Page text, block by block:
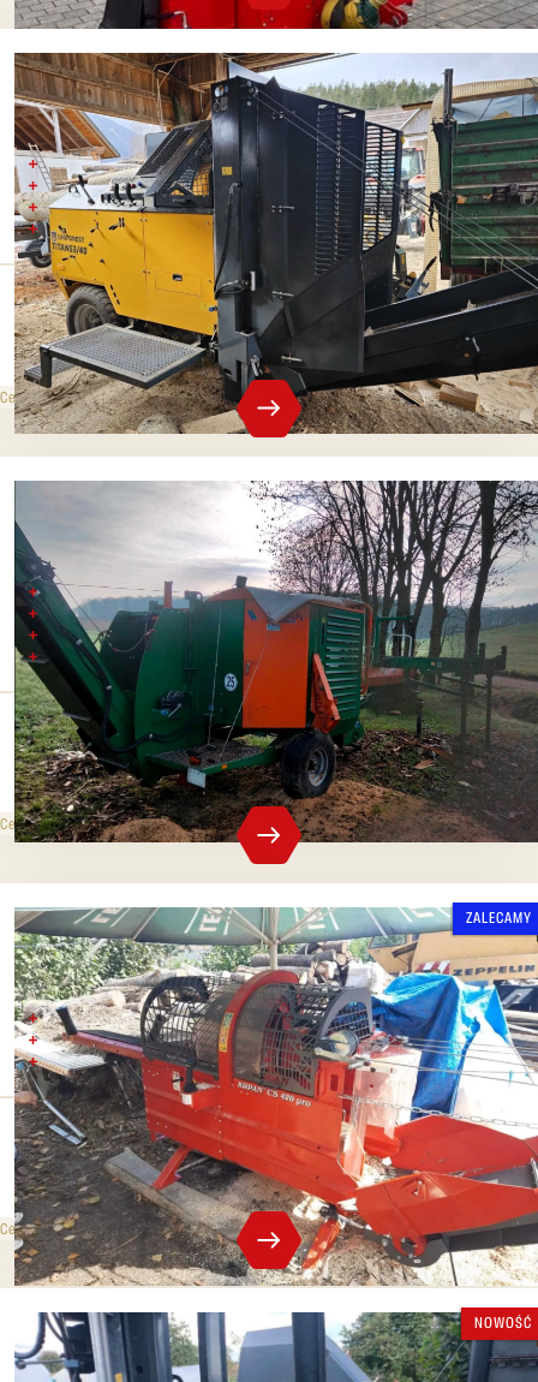
UNIFOREST 53/40
Rok produkcji 2023,
Piła tarczowa Widia 130 cm maks.
średnica do 53 cm. ,
Siła cięcia 400 kN (40 ton)
Ciśnienie rozdzielające
40 t
Maks. średnica
1 590 000 CZKbez VAT
Cena sprzedaży
Posch Spaltfix K440
Rok produkcji 2016
Maks. średnica pnia 45 cm
Siła rozłupywania maks. 18t
Stopień roboczy maks. 12 kłód
Ciśnienie rozdzielające
18 t
Maks. średnica
45 cm
1 283 000 CZK bez VAT
Cena sprzedaży
ZALECAMY
Krpan CS 420 PRO
Średnica 42 cm
Ciśnienie rozłupywania 16 ton
Rok produkcji 2022
Ciśnienie rozdzielające
16 t
Maks. średnica
42 cm
399 000 CZKbez VAT
Cena sprzedaży
NOWOŚĆ
Uniforest Titan 40/20 combi